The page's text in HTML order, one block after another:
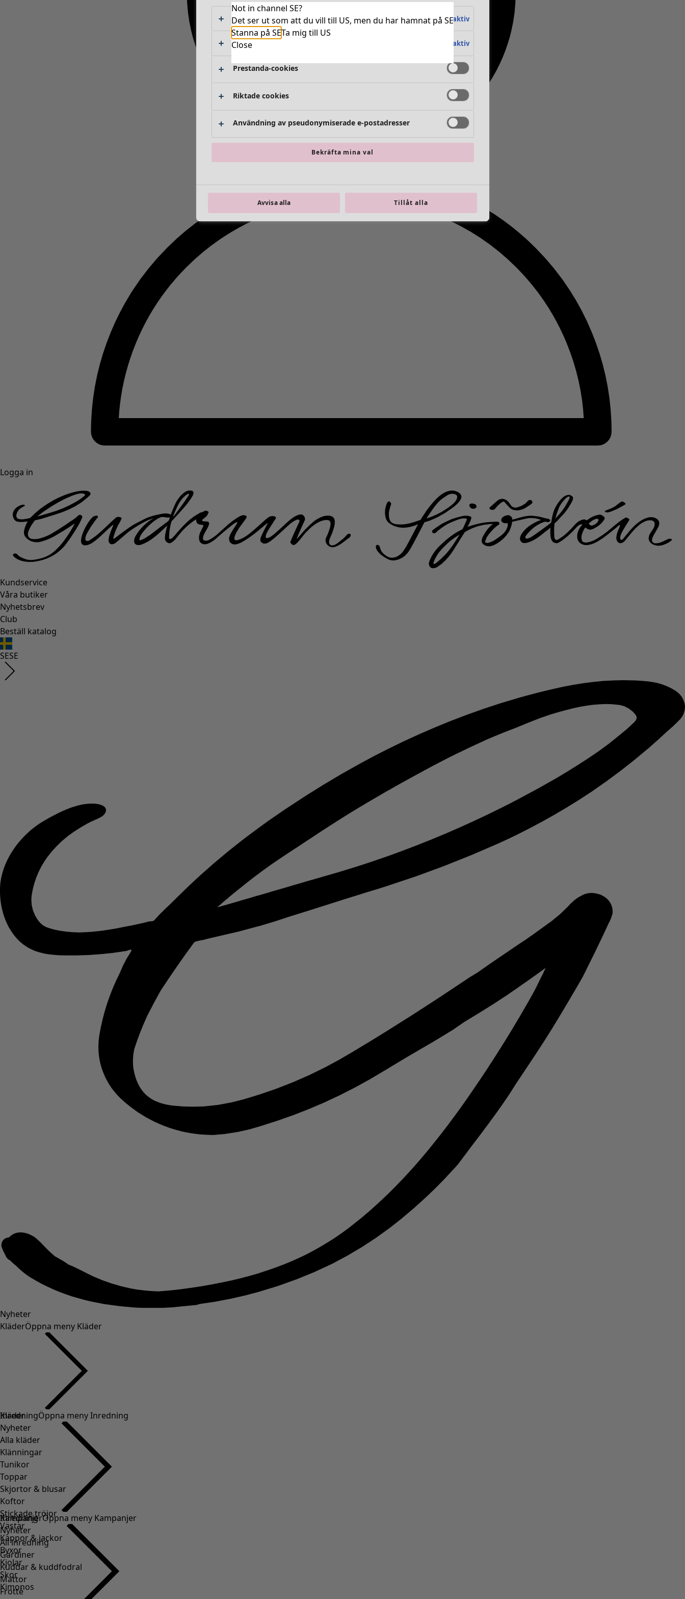
Logga in
Kundservice
Våra butiker
Nyhetsbrev
Club
Beställ katalog
SESE
Nyheter
KläderÖppna meny Kläder
Kläder
Nyheter
Alla kläder
Klänningar
Tunikor
Toppar
Skjortor & blusar
Koftor
Stickade tröjor
Västar
Kappor & jackor
Byxor
Kjolar
Skor
Kimonos
InredningÖppna meny Inredning
Inredning
Nyheter
All inredning
Gardiner
Kuddar & kuddfodral
Mattor
Frotté
KampanjerÖppna meny Kampanjer
Not in channel SE?
Det ser ut som att du vill till US, men du har hamnat på SE
Stanna på SETa mig till US
Close
Absolut nödvändiga cookies Alltid aktiv
Funktionella cookies Alltid aktiv
Prestanda-cookies
Riktade cookies
Användning av pseudonymiserade e-postadresser
Bekräfta mina val
Avvisa alla Tillåt alla